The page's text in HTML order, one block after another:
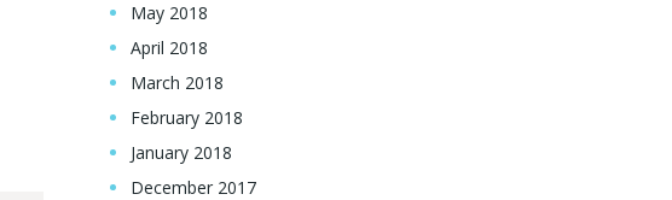
May 2018
April 2018
March 2018
February 2018
January 2018
December 2017